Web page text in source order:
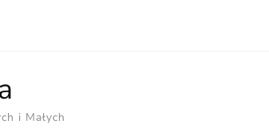
i Małych